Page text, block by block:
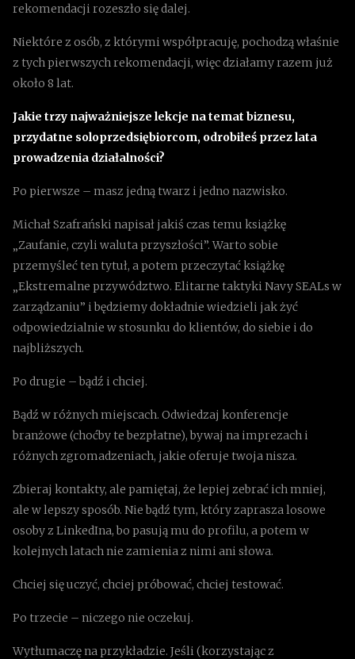
rekomendacji rozeszło się dalej.
Niektóre z osób, z którymi współpracuję, pochodzą właśnie
z tych pierwszych rekomendacji, więc działamy razem już
około 8 lat.
Jakie trzy najważniejsze lekcje na temat biznesu,
przydatne soloprzedsiębiorcom, odrobiłeś przez lata
prowadzenia działalności?
Po pierwsze – masz jedną twarz i jedno nazwisko.
Michał Szafrański napisał jakiś czas temu książkę
„Zaufanie, czyli waluta przyszłości”. Warto sobie
przemyśleć ten tytuł, a potem przeczytać książkę
„Ekstremalne przywództwo. Elitarne taktyki Navy SEALs w
zarządzaniu” i będziemy dokładnie wiedzieli jak żyć
odpowiedzialnie w stosunku do klientów, do siebie i do
najbliższych.
Po drugie – bądź i chciej.
Bądź w różnych miejscach. Odwiedzaj konferencje
branżowe (choćby te bezpłatne), bywaj na imprezach i
różnych zgromadzeniach, jakie oferuje twoja nisza.
Zbieraj kontakty, ale pamiętaj, że lepiej zebrać ich mniej,
ale w lepszy sposób. Nie bądź tym, który zaprasza losowe
osoby z LinkedIna, bo pasują mu do profilu, a potem w
kolejnych latach nie zamienia z nimi ani słowa.
Chciej się uczyć, chciej próbować, chciej testować.
Po trzecie – niczego nie oczekuj.
Wytłumaczę na przykładzie. Jeśli (korzystając z